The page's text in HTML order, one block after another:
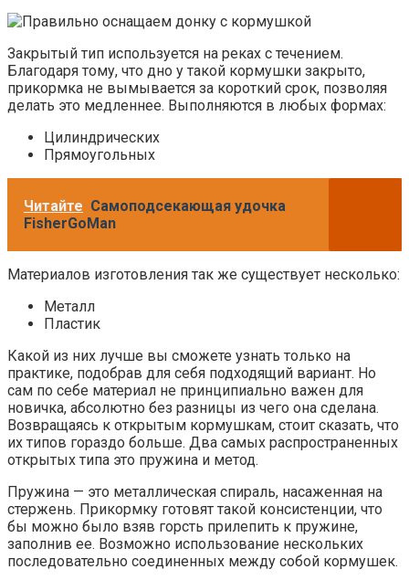
Закрытый тип используется на реках с течением.
Благодаря тому, что дно у такой кормушки закрыто,
прикормка не вымывается за короткий срок, позволяя
делать это медленнее. Выполняются в любых формах:
Цилиндрических
Прямоугольных
Читайте Самоподсекающая удочка
FisherGoMan
Материалов изготовления так же существует несколько:
Металл
Пластик
Какой из них лучше вы сможете узнать только на
практике, подобрав для себя подходящий вариант. Но
сам по себе материал не принципиально важен для
новичка, абсолютно без разницы из чего она сделана.
Возвращаясь к открытым кормушкам, стоит сказать, что
их типов гораздо больше. Два самых распространенных
открытых типа это пружина и метод.
Пружина — это металлическая спираль, насаженная на
стержень. Прикормку готовят такой консистенции, что
бы можно было взяв горсть прилепить к пружине,
заполнив ее. Возможно использование нескольких
последовательно соединенных между собой кормушек.